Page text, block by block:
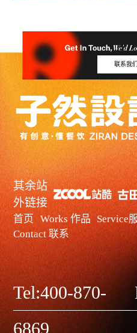
联系我们
其余站
外链接
首页 Works 作品 Service
Contact 联系
Tel:400-870-
6869